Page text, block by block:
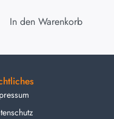
In den Warenkorb